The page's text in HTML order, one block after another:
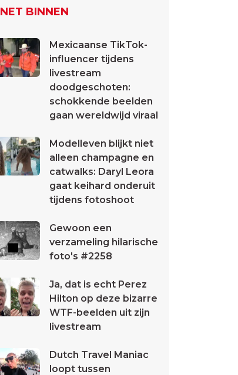
NET BINNEN
Mexicaanse TikTok-
influencer tijdens
livestream
doodgeschoten:
schokkende beelden
gaan wereldwijd viraal
Modelleven blijkt niet
alleen champagne en
catwalks: Daryl Leora
gaat keihard onderuit
tijdens fotoshoot
Gewoon een
verzameling hilarische
foto's #2258
Ja, dat is echt Perez
Hilton op deze bizarre
WTF-beelden uit zijn
livestream
Dutch Travel Maniac
loopt tussen